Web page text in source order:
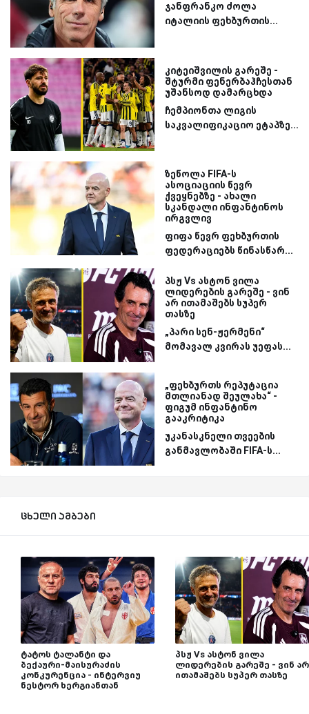
ჯანფრანკო ძოლა
იტალიის ფეხბურთის...
კიტეიშვილის გარეშე -
შტურმი ფენერბაჰჩესთან
უშანსოდ დამარცხდა
ჩემპიონთა ლიგის
საკვალიფიკაციო ეტაპზე...
ზეწოლა FIFA-ს
ასოციაციის წევრ
ქვეყნებზე - ახალი
სკანდალი ინფანტინოს
ირგვლივ
ფიფა წევრ ფეხბურთის
ფედერაციებს წინასწარ...
პსჟ Vs ასტონ ვილა
ლიდერების გარეშე - ვინ
არ ითამაშებს სუპერ
თასზე
„პარი სენ-ჟერმენი“
მომავალ კვირას უეფას...
„ფეხბურთს რეპუტაცია
მთლიანად შეულახა“ -
ფიგუმ ინფანტინო
გააკრიტიკა
უკანასკნელი თვეების
განმავლობაში FIFA-ს...
ცხელი ამბები
ტატოს ტალანტი და
ბექაური-მაისურაძის
კონკურენცია - ინტერვიუ
ნესტორ ხერგიანთან
პსჟ Vs ასტონ ვილა
ლიდერების გარეშე - ვინ არ
ითამაშებს სუპერ თასზე